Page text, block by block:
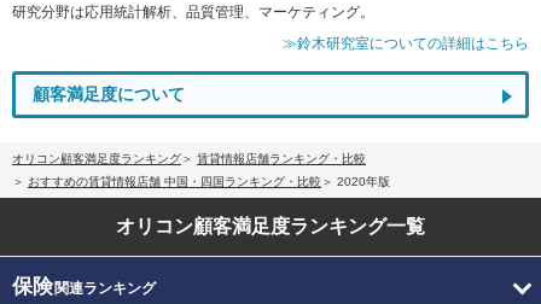
研究分野は応用統計解析、品質管理、マーケティング。
≫鈴木研究室についての詳細はこちら
顧客満足度について
オリコン顧客満足度ランキング
賃貸情報店舗ランキング・比較
おすすめの賃貸情報店舗 中国・四国ランキング・比較
2020年版
オリコン顧客満足度ランキング一覧
保険関連ランキング